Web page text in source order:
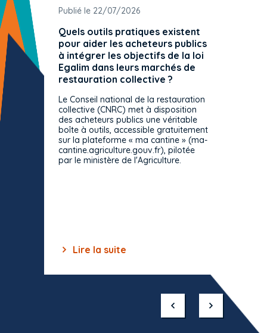
Publié le 22/07/2026
Quels outils pratiques existent
pour aider les acheteurs publics
à intégrer les objectifs de la loi
Egalim dans leurs marchés de
restauration collective ?
Le Conseil national de la restauration
collective (CNRC) met à disposition
des acheteurs publics une véritable
boîte à outils, accessible gratuitement
sur la plateforme « ma cantine » (ma-
cantine.agriculture.gouv.fr), pilotée
par le ministère de l'Agriculture.
Lire la suite